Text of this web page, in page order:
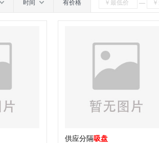
时间 有价格 —
供应分隔吸盘